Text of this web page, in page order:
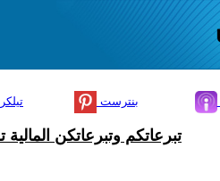
بنترست
تبرعاتكم وتبرعاتكن